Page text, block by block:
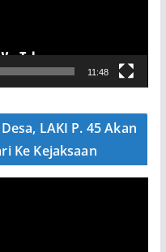
11:48
LAKI P. 45 Akan
Ke Kejaksaan